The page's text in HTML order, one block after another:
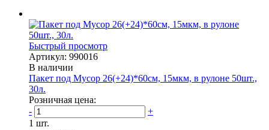
Быстрый просмотр
Артикул: 990016
В наличии
Пакет под Мусор 26(+24)*60см, 15мкм, в рулоне 50шт.,
30л.
Розничная цена:
-
+
1 шт.